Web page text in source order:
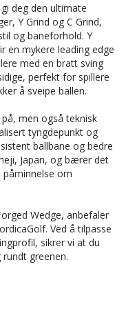
deg den ultimate
Y Grind og C Grind,
og baneforhold. Y
en mykere leading edge
med en bratt sving
perfekt for spillere
å sveipe ballen.
men også teknisk
tyngdepunkt og
ballbane og bedre
Japan, og bærer det
om
Wedge, anbefaler
Ved å tilpasse
sikrer vi at du
greenen.